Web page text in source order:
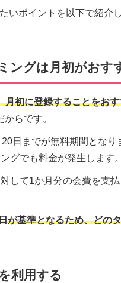
いポイントを以下で紹介
ングは月初がおす
初に登録することをおす
らです。
日までが無料期間とな
グでも料金が発生します。
して1か月分の会費を支
が基準となるため、どの
利用する